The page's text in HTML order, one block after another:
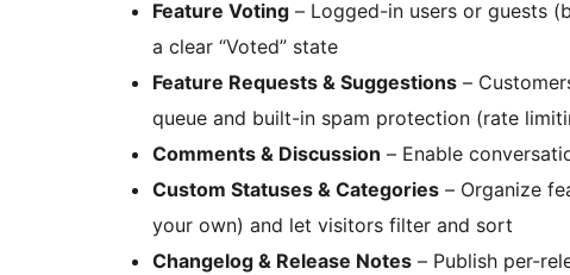
Feature Voting – Logged-in users or guests
a clear “Voted” state
Feature Requests & Suggestions –
queue and built-in spam protection (rate
Comments & Discussion – Enable
Custom Statuses & Categories – Organize
your own) and let visitors filter and sort
Changelog & Release Notes – Publish per-